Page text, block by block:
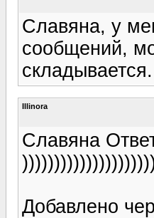
Славяна, у
сообщений,
складывается.
Illinora
Славяна
Добавлено